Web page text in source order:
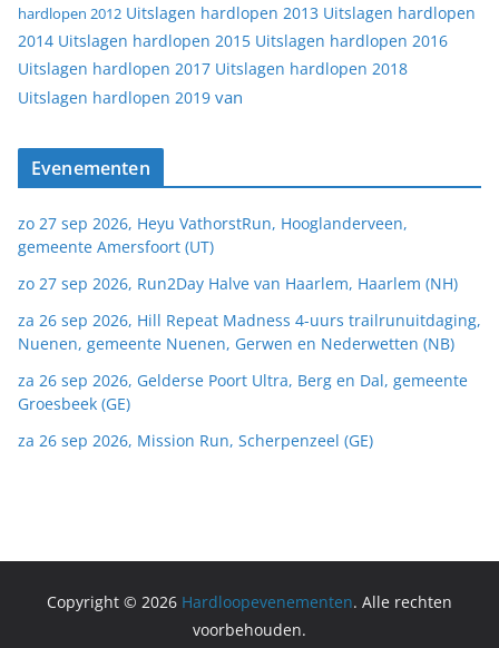
hardlopen 2012 Uitslagen hardlopen 2013 Uitslagen hardlopen
2014 Uitslagen hardlopen 2015 Uitslagen hardlopen 2016
Uitslagen hardlopen 2017 Uitslagen hardlopen 2018
Uitslagen hardlopen 2019 van
Evenementen
zo 27 sep 2026, Heyu VathorstRun, Hooglanderveen,
gemeente Amersfoort (UT)
zo 27 sep 2026, Run2Day Halve van Haarlem, Haarlem (NH)
za 26 sep 2026, Hill Repeat Madness 4-uurs trailrunuitdaging,
Nuenen, gemeente Nuenen, Gerwen en Nederwetten (NB)
za 26 sep 2026, Gelderse Poort Ultra, Berg en Dal, gemeente
Groesbeek (GE)
za 26 sep 2026, Mission Run, Scherpenzeel (GE)
Copyright © 2026 Hardloopevenementen. Alle rechten
voorbehouden.